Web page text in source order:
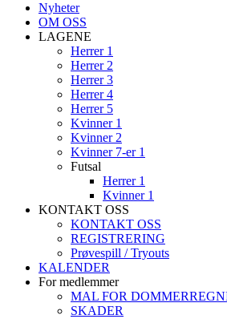
Nyheter
OM OSS
LAGENE
Herrer 1
Herrer 2
Herrer 3
Herrer 4
Herrer 5
Kvinner 1
Kvinner 2
Kvinner 7-er 1
Futsal
Herrer 1
Kvinner 1
KONTAKT OSS
KONTAKT OSS
REGISTRERING
Prøvespill / Tryouts
KALENDER
For medlemmer
MAL FOR
SKADER